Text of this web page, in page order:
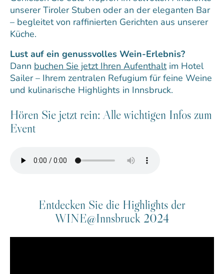
unserer Tiroler Stuben oder an der eleganten Bar
– begleitet von raffinierten Gerichten aus unserer
Küche.
Lust auf ein genussvolles Wein-Erlebnis?
Dann buchen Sie jetzt Ihren Aufenthaltim Hotel
Sailer – Ihrem zentralen Refugium für feine Weine
und kulinarische Highlights in Innsbruck.
Hören Sie jetzt rein: Alle wichtigen Infos zum
Event
Entdecken Sie die Highlights der
WINE@Innsbruck 2024